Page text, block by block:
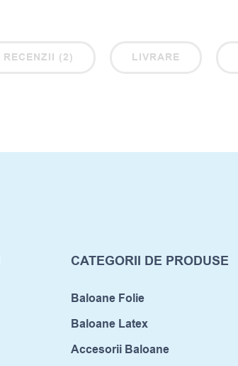
RECENZII (2) LIVRARE
CATEGORII DE PRODUSE
Baloane Folie
Baloane Latex
Accesorii Baloane